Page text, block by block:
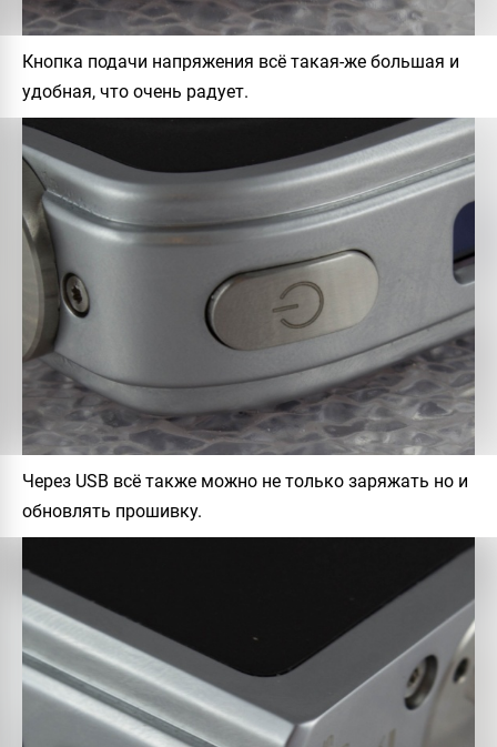
Кнопка подачи напряжения всё такая-же большая и
удобная, что очень радует.
Через USB всё также можно не только заряжать но и
обновлять прошивку.